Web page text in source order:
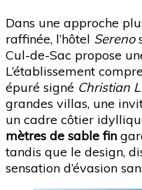
Dans une approche
raffinée, l’hôtel Sereno
Cul-de-Sac propose
L’établissement
épuré signé Christian
grandes villas, une
un cadre côtier
mètres de sable fin
tandis que le design,
sensation d’évasion